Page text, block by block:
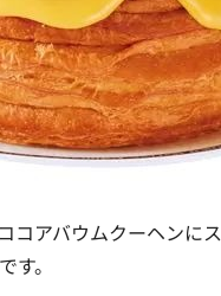
コアバウムクーヘン
。